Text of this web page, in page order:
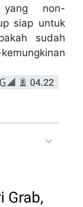
yang non-
siap untuk
sudah